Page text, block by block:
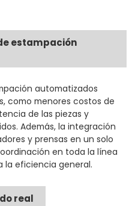
estampación
automatizados
como menores costos de
de las piezas y
Además, la integración
y prensas en un solo
en toda la línea
la eficiencia general.
real